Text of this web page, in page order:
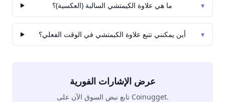
ما هي علاوة الكيمتشي السالبة (العكسية)؟ ▾
أين يمكنني تتبع علاوة الكيمتشي في الوقت الفعلي؟ ▾
عرض الإشارات الفورية
تابع نبض السوق الآن على Coinugget.